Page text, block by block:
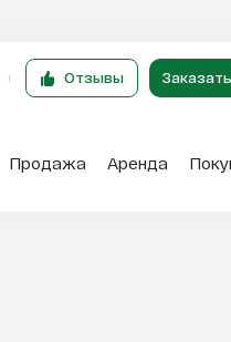
Отзывы
Продажа Аренда